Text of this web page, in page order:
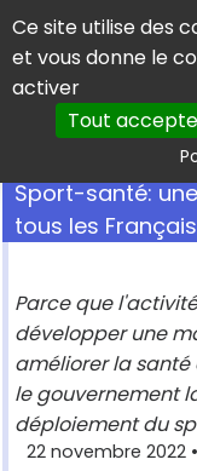
Panneau de gestion
Ce site utilise des
et vous donne le
activer
Tout
Sport-santé:
tous les Français
Parce que
développer une
améliorer la santé
le gouvernement
déploiement du
22 novembre 2022